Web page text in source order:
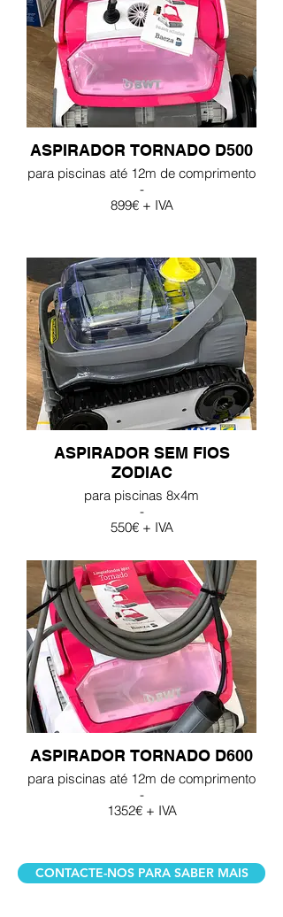
ASPIRADOR TORNADO D500
para piscinas até 12m de comprimento
-
899€ + IVA
ASPIRADOR SEM FIOS
ZODIAC
para piscinas 8x4m
-
550€ + IVA
ASPIRADOR TORNADO D600
para piscinas até 12m de comprimento
-
1352€ + IVA
CONTACTE-NOS PARA SABER MAIS